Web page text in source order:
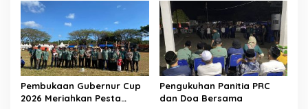
Pohaci
Pembukaan Gubernur Cup
2026 Meriahkan Pesta
Pengukuhan Panitia PRC
dan Doa Bersama